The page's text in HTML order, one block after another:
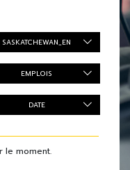
SASKATCHEWAN_EN
EMPLOIS
DATE
le moment.